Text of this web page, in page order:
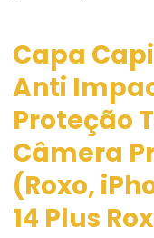
Capa
Anti
Proteção
Câmera
(Roxo,
14 Plus